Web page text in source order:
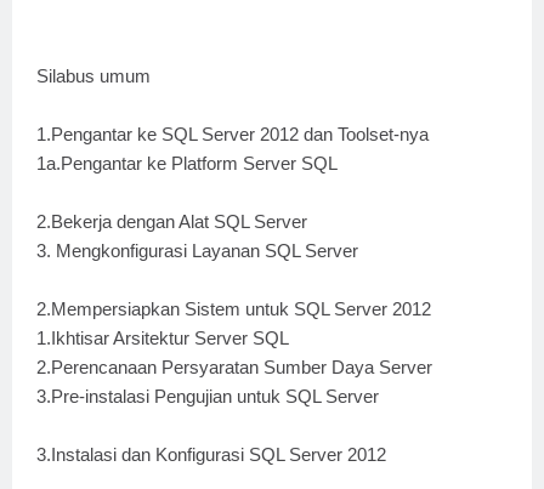
Silabus umum
1.Pengantar ke SQL Server 2012 dan Toolset-nya
1a.Pengantar ke Platform Server SQL
2.Bekerja dengan Alat SQL Server
3. Mengkonfigurasi Layanan SQL Server
2.Mempersiapkan Sistem untuk SQL Server 2012
1.Ikhtisar Arsitektur Server SQL
2.Perencanaan Persyaratan Sumber Daya Server
3.Pre-instalasi Pengujian untuk SQL Server
3.Instalasi dan Konfigurasi SQL Server 2012